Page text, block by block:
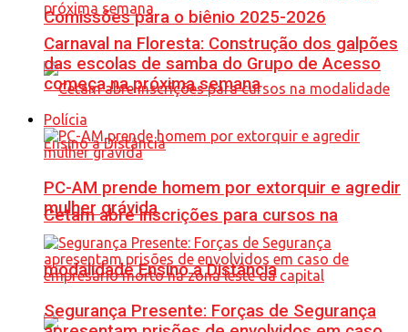
Comissões para o biênio 2025-2026
Cetam abre inscrições para cursos na
modalidade Ensino a Distância
Carnaval na Floresta: Construção dos galpões
das escolas de samba do Grupo de Acesso
começa na próxima semana
Polícia
PC-AM prende homem por extorquir e agredir
mulher grávida
Segurança Presente: Forças de Segurança